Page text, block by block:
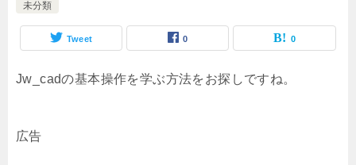
未分類
Tweet 0 0
Jw_cadの基本操作を学ぶ方法をお探しですね。
広告